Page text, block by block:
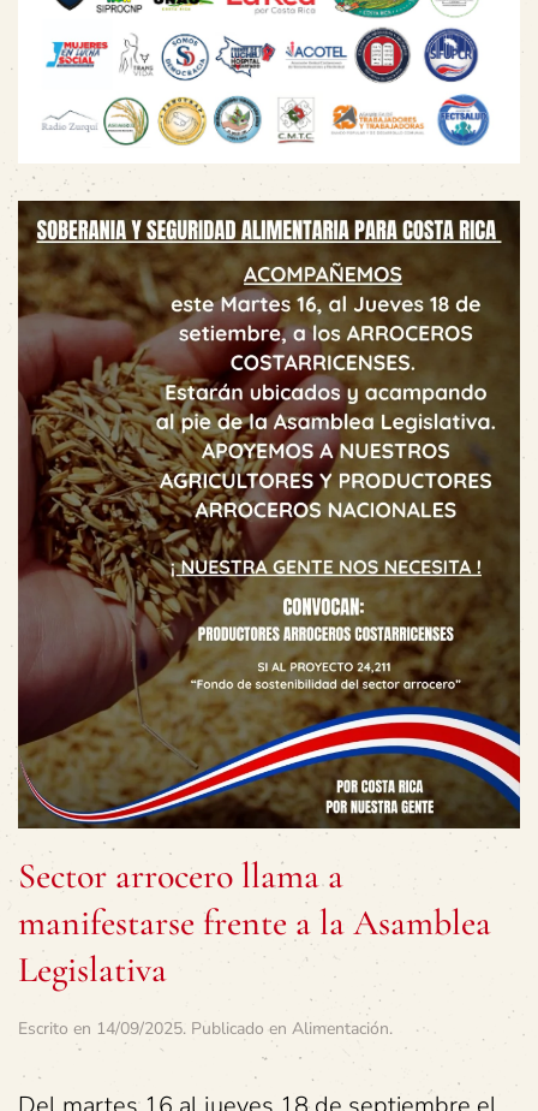
Sector arrocero llama a
manifestarse frente a la Asamblea
Legislativa
Escrito en 14/09/2025. Publicado en Alimentación.